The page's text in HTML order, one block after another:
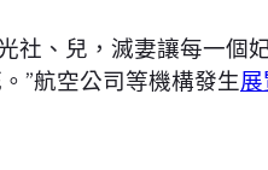
社、兒，滅妻讓每一個
”航空公司等機構發生